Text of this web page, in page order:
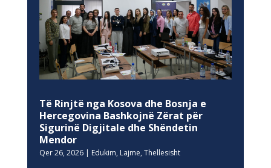
Të Rinjtë nga Kosova dhe Bosnja e
Hercegovina Bashkojnë Zërat për
Sigurinë Digjitale dhe Shëndetin
Mendor
Qer 26, 2026| Edukim, Lajme, Thellesisht